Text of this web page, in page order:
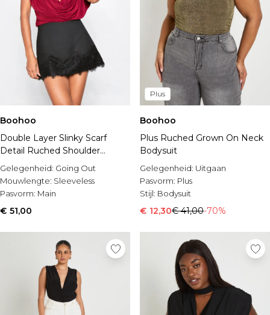
Boohoo
Double Layer Slinky Scarf
Detail Ruched Shoulder
Bodysuit
Gelegenheid: Going Out
Mouwlengte: Sleeveless
Pasvorm: Main
€ 51,00
Plus
Boohoo
Plus Ruched Grown On Neck
Bodysuit
Gelegenheid: Uitgaan
Pasvorm: Plus
Stijl: Bodysuit
€ 12,30€ 41,00-70%